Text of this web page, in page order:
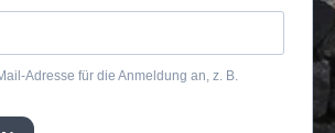
Adresse für die Anmeldung an, z. B.